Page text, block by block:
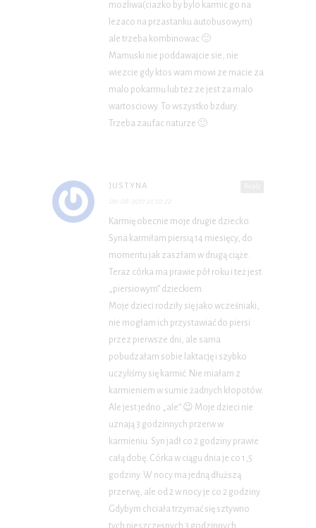
mozliwa(ciazko by bylo karmic go na
lezaco na przastanku autobusowym)
ale trzeba kombinowac 🙂
Mamuski nie poddawajcie sie, nie
wiezcie gdy ktos wam mowi ze macie za
malo pokarmu lub tez ze jest za malo
wartosciowy. To wszystko bzdury.
Trzeba zaufac naturze 🙂
JUSTYNA
Karmię obecnie moje drugie dziecko.
Syna karmiłam piersią 14 miesięcy, do
momentu jak zaszłam w drugą ciąże.
Teraz córka ma prawie pół roku i też jest
„piersiowym” dzieckiem.
Moje dzieci rodziły się jako wcześniaki,
nie mogłam ich przystawiać do piersi
przez pierwsze dni, ale sama
pobudzałam sobie laktację i szybko
uczyliśmy się karmić. Nie miałam z
karmieniem w sumie żadnych kłopotów.
Ale jest jedno „ale” 😉 Moje dzieci nie
uznają 3 godzinnych przerw w
karmieniu. Syn jadł co 2 godziny prawie
całą dobę. Córka w ciągu dnia je co 1,5
godziny. W nocy ma jedną dłuższą
przerwę, ale od 2 w nocy je co 2 godziny.
Gdybym chciała trzymać się sztywno
tych nieszczęsnych 3 godzinnych